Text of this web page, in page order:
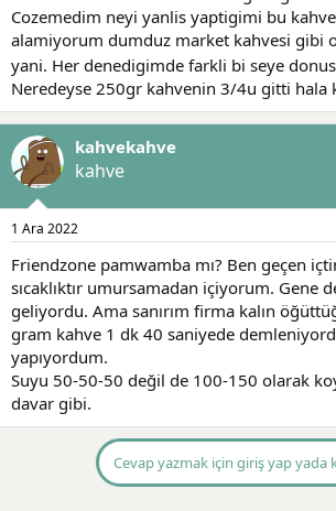
Cozemedim neyi yanlis yaptigimi bu
alamiyorum dumduz market kahvesi gibi
yani. Her denedigimde farkli bi seye
Neredeyse 250gr kahvenin 3/4u gitti hala
kahvekahve
kahve
1 Ara 2022
Friendzone pamwamba mı? Ben geçen
sıcaklıktır umursamadan içiyorum. Gene
geliyordu. Ama sanırım firma kalın
gram kahve 1 dk 40 saniyede
yapıyordum.
Suyu 50-50-50 değil de 100-150 olarak
davar gibi.
Cevap yazmak için giriş yap yada